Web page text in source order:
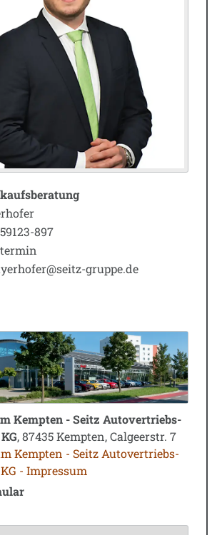
897
gruppe.de
Kempten - Seitz Autovertriebs-
, 87435 Kempten, Calgeerstr. 7
Kempten - Seitz Autovertriebs-
- Impressum